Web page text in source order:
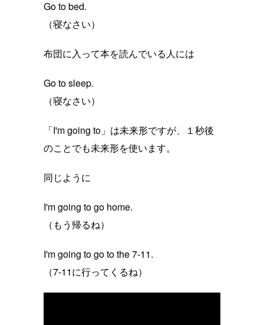
Go to bed.
（寝なさい）
布団に入って本を読んでいる人には
Go to sleep.
（寝なさい）
「I'm going to」は未来形ですが、１秒後
のことでも未来形を使います。
同じように
I'm going to go home.
（もう帰るね）
I'm going to go to the 7-11.
（7-11に行ってくるね）